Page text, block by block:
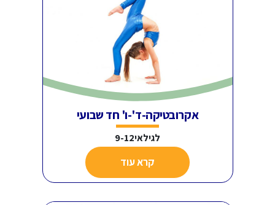
אקרובטיקה-ד'-ו' חד שבועי
לגילאי9-12
קרא עוד